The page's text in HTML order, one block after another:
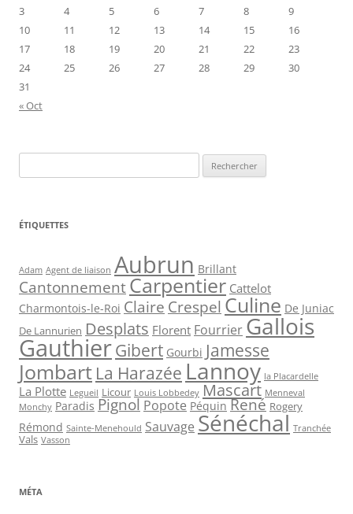
3
4 5 6 7 8
9
10
11 12 13 14 15
16
17
18 19 20 21 22
23
24
25 26 27 28 29
30
31
« Oct
ÉTIQUETTES
Adam Agent de liaison Aubrun Brillant
CantonnementCarpentier Cattelot
Charmontois-le-Roi Claire Crespel Culine De Juniac
De Lannurien Desplats Florent FourrierGallois
GauthierGibert Gourbi Jamesse
Jombart La Harazée Lannoy la Placardelle
La Plotte Legueil Licour Louis Lobbedey Mascart Menneval
Monchy Paradis Pignol Popote Péquin René Rogery
Rémond Sainte-Menehould Sauvage Sénéchal Tranchée
Vals Vasson
MÉTA